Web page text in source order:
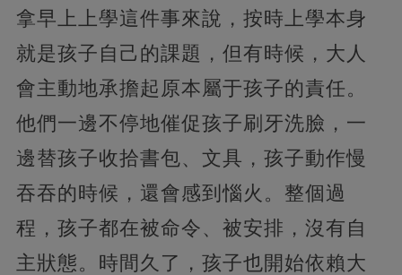
拿早上上學這件事來說，按時上學本身
就是孩子自己的課題，但有時候，大人
會主動地承擔起原本屬于孩子的責任。
他們一邊不停地催促孩子刷牙洗臉，一
邊替孩子收拾書包、文具，孩子動作慢
吞吞的時候，還會感到惱火。整個過
程，孩子都在被命令、被安排，沒有自
主狀態。時間久了，孩子也開始依賴大